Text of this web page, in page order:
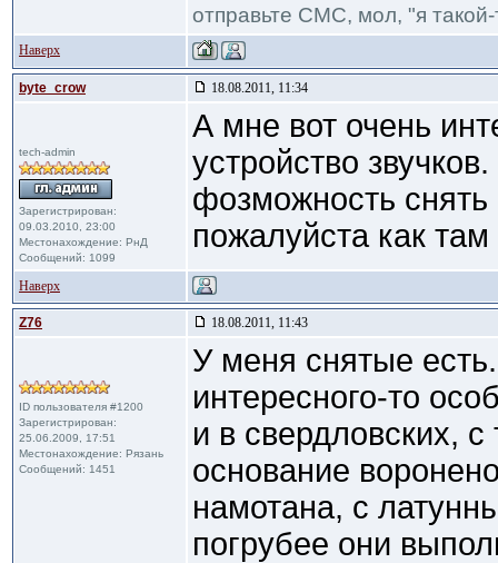
отправьте СМС, мол, "я такой-
Наверх
byte_crow 18.08.2011, 11:34
tech-admin
Зарегистрирован:
09.03.2010, 23:00
Местонахождение: РнД
Сообщений: 1099
А мне вот очень
устройство
фозможность
пожалуйста как там
Наверх
Z76 18.08.2011, 11:43
ID пользователя #1200
Зарегистрирован:
25.06.2009, 17:51
Местонахождение: Рязань
Сообщений: 1451
У меня снятые
интересного-то
и в свердловских,
основание
намотана, с
погрубее они